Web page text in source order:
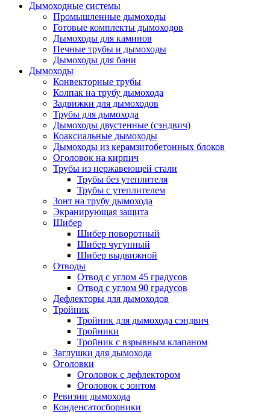
Дымоходные системы
Промышленные дымоходы
Готовые комплекты дымоходов
Дымоходы для каминов
Печные трубы и дымоходы
Дымоходы для бани
Дымоходы
Конвекторные трубы
Колпак на трубу дымохода
Задвижки для дымоходов
Трубы для дымохода
Дымоходы двустенные (сэндвич)
Коаксиальные дымоходы
Дымоходы из керамзитобетонных блоков
Оголовок на кирпич
Трубы из нержавеющей стали
Трубы без утеплителя
Трубы с утеплителем
Зонт на трубу дымохода
Экранирующая защита
Шибер
Шибер поворотный
Шибер чугунный
Шибер выдвижной
Отводы
Отвод с углом 45 градусов
Отвод с углом 90 градусов
Дефлекторы для дымоходов
Тройник
Тройник для дымохода сэндвич
Тройники
Тройник с взрывным клапаном
Заглушки для дымохода
Оголовки
Оголовок с дефлектором
Оголовок с зонтом
Ревизии дымохода
Конденсатосборники